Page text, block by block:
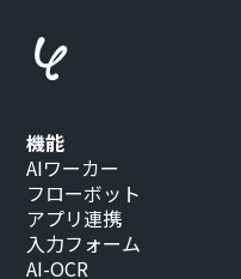
機能
AIワーカー
フローボット
アプリ連携
入力フォーム
AI-OCR